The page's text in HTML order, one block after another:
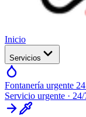
Inicio
Servicios
Fontanería urgente
Servicio urgente · 24/